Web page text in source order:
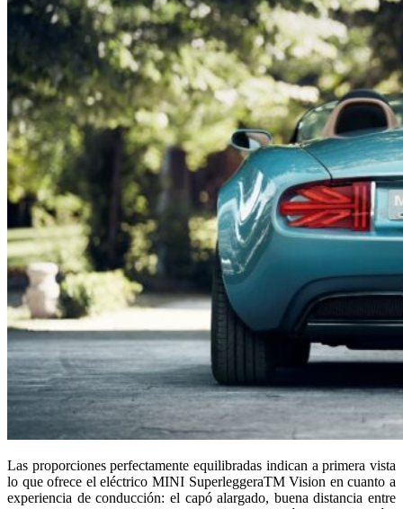
Las proporciones perfectamente equilibradas indican a primera vista
lo que ofrece el eléctrico MINI SuperleggeraTM Vision en cuanto a
experiencia de conducción: el capó alargado, buena distancia entre